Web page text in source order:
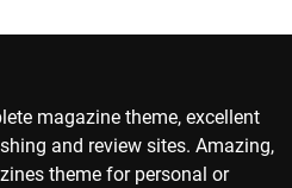
magazine theme, excellent
and review sites. Amazing,
theme for personal or